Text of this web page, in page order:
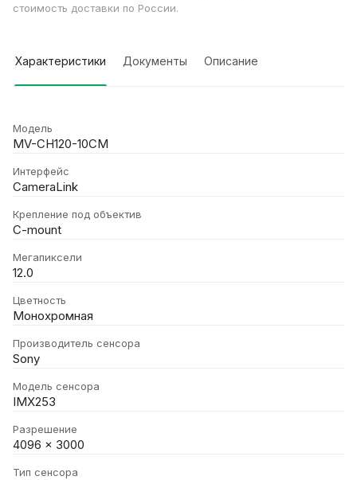
стоимость доставки по России.
Характеристики Документы Описание
Модель
MV-CH120-10CM
Интерфейс
CameraLink
Крепление под объектив
C-mount
Мегапиксели
12.0
Цветность
Монохромная
Производитель сенсора
Sony
Модель сенсора
IMX253
Разрешение
4096 x 3000
Тип сенсора